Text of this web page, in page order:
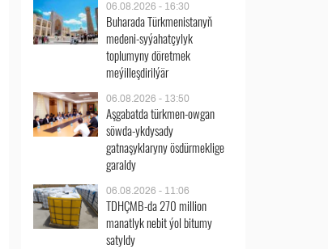
06.08.2026 - 16:30
Buharada Türkmenistanyň
medeni-syýahatçylyk
toplumyny döretmek
meýilleşdirilýär
06.08.2026 - 13:50
Aşgabatda türkmen-owgan
söwda-ykdysady
gatnaşyklaryny ösdürmeklige
garaldy
06.08.2026 - 11:06
TDHÇMB-da 270 million
manatlyk nebit ýol bitumy
satyldy